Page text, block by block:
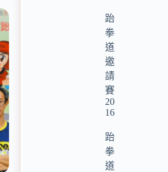
跆
拳
道
邀
請
賽
20
16
跆
拳
道